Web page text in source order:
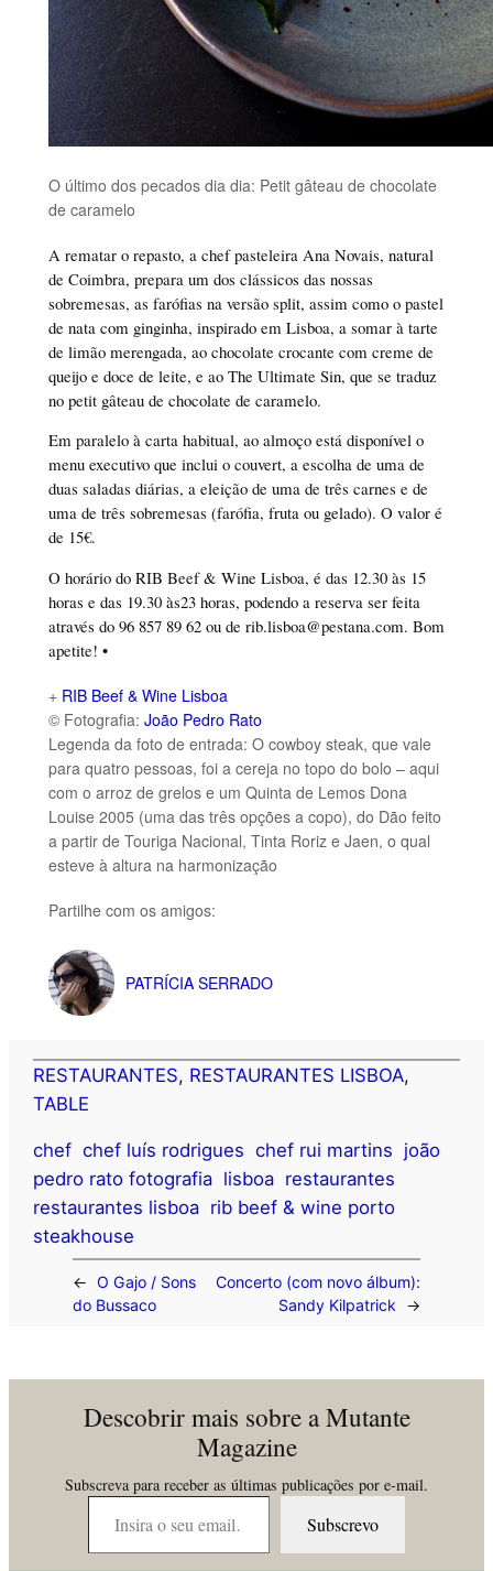
O último dos pecados dia dia: Petit gâteau de chocolate
de caramelo
A rematar o repasto, a chef pasteleira Ana Novais, natural
de Coimbra, prepara um dos clássicos das nossas
sobremesas, as farófias na versão split, assim como o pastel
de nata com ginginha, inspirado em Lisboa, a somar à tarte
de limão merengada, ao chocolate crocante com creme de
queijo e doce de leite, e ao The Ultimate Sin, que se traduz
no petit gâteau de chocolate de caramelo.
Em paralelo à carta habitual, ao almoço está disponível o
menu executivo que inclui o couvert, a escolha de uma de
duas saladas diárias, a eleição de uma de três carnes e de
uma de três sobremesas (farófia, fruta ou gelado). O valor é
de 15€.
O horário do RIB Beef & Wine Lisboa, é das 12.30 às 15
horas e das 19.30 às23 horas, podendo a reserva ser feita
através do 96 857 89 62 ou de rib.lisboa@pestana.com. Bom
apetite! •
+ RIB Beef & Wine Lisboa
© Fotografia: João Pedro Rato
Legenda da foto de entrada: O cowboy steak, que vale
para quatro pessoas, foi a cereja no topo do bolo – aqui
com o arroz de grelos e um Quinta de Lemos Dona
Louise 2005 (uma das três opções a copo), do Dão feito
a partir de Touriga Nacional, Tinta Roriz e Jaen, o qual
esteve à altura na harmonização
Partilhe com os amigos:
PATRÍCIA SERRADO
RESTAURANTES, RESTAURANTES LISBOA
TABLE
chef chef luís rodrigues chef rui martins joão
pedro rato fotografia lisboa restaurantes
restaurantes lisboa rib beef & wine porto
steakhouse
←
O Gajo / Sons
do Bussaco
Concerto (com novo álbum):
Sandy Kilpatrick
→
Descobrir mais sobre a Mutante
Magazine
Subscreva para receber as últimas publicações por e-mail.
Insira o seu email…
Subscrevo